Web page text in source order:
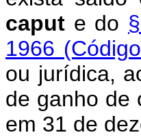
caput e do
1966
ou jurídica,
de ganho de
em 31 de